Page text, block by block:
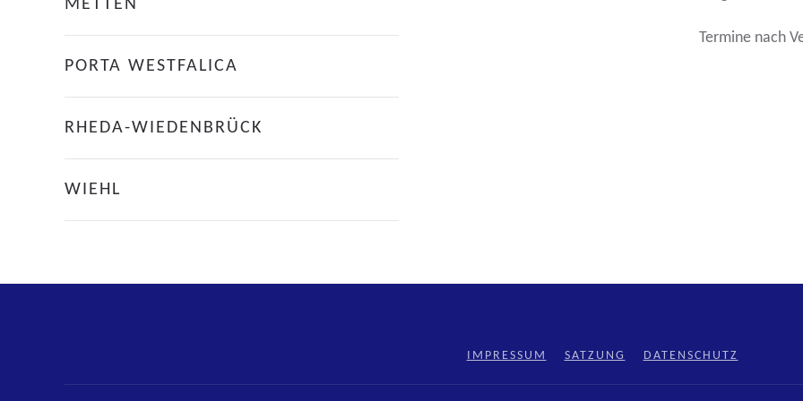
METTEN
PORTA WESTFALICA
RHEDA-WIEDENBRÜCK
WIEHL
Termine nach
IMPRESSUM SATZUNG DATENSCHUTZ